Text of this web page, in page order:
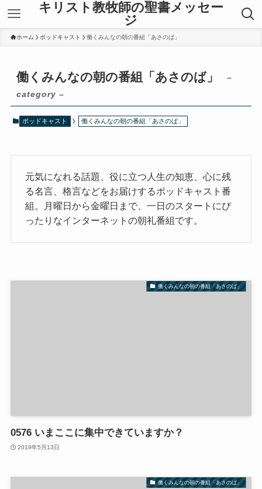
キリスト教牧師の聖書メッセー
ジ
ホーム ポッドキャスト 働くみんなの朝の番組「あさのば」
働くみんなの朝の番組「あさのば」
–
category –
ポッドキャスト 働くみんなの朝の番組「あさのば」
元気になれる話題、役に立つ人生の知恵、心に残
る名言、格言などをお届けするポッドキャスト番
組。月曜日から金曜日まで、一日のスタートにぴ
ったりなインターネットの朝礼番組です。
働くみんなの朝の番組「あさのば」
0576 いまここに集中できていますか？
2019年5月13日
働くみんなの朝の番組「あさのば」